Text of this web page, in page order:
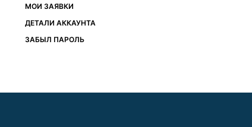
МОИ ЗАЯВКИ
ДЕТАЛИ АККАУНТА
ЗАБЫЛ ПАРОЛЬ